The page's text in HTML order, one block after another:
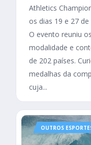
Athletics
os dias 19 e 27
O evento reuniu
modalidade e
de 202 países.
medalhas da
cuja...
OUTROS